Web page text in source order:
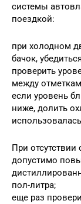
системы
поездкой:
при холодном
бачок,
проверить
между
если уровень
ниже, долить
При
допустимо
пол-литра;
еще раз